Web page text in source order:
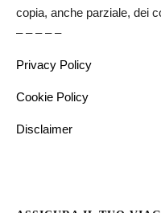
copia, anche parziale, dei
– – – – –
Privacy Policy
Cookie Policy
Disclaimer